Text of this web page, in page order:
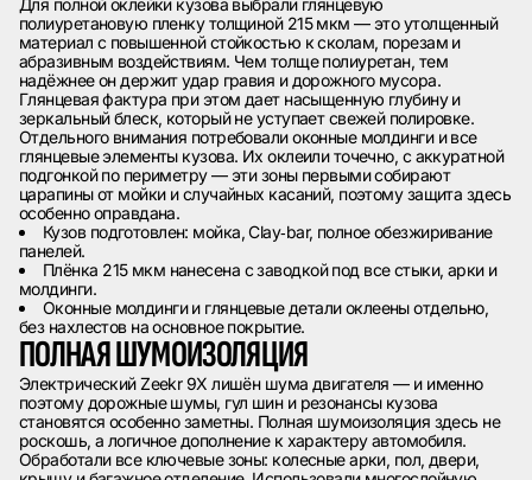
Для полной оклейки кузова выбрали глянцевую
полиуретановую пленку толщиной 215 мкм — это утолщенный
материал с повышенной стойкостью к сколам, порезам и
абразивным воздействиям. Чем толще полиуретан, тем
надёжнее он держит удар гравия и дорожного мусора.
Глянцевая фактура при этом дает насыщенную глубину и
зеркальный блеск, который не уступает свежей полировке.
Отдельного внимания потребовали оконные молдинги и все
глянцевые элементы кузова. Их оклеили точечно, с аккуратной
подгонкой по периметру — эти зоны первыми собирают
царапины от мойки и случайных касаний, поэтому защита здесь
особенно оправдана.
Кузов подготовлен: мойка, Clay‑bar, полное обезжиривание
панелей.
Плёнка 215 мкм нанесена с заводкой под все стыки, арки и
молдинги.
Оконные молдинги и глянцевые детали оклеены отдельно,
без нахлестов на основное покрытие.
ПОЛНАЯ ШУМОИЗОЛЯЦИЯ
Электрический Zeekr 9X лишён шума двигателя — и именно
поэтому дорожные шумы, гул шин и резонансы кузова
становятся особенно заметны. Полная шумоизоляция здесь не
роскошь, а логичное дополнение к характеру автомобиля.
Обработали все ключевые зоны: колесные арки, пол, двери,